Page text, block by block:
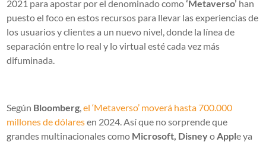
2021 para apostar por el denominado como‘Metaverso’ han
puesto el foco en estos recursos para llevar las experiencias de
los usuarios y clientes a un nuevo nivel, donde la línea de
separación entre lo real y lo virtual esté cada vez más
difuminada.
Según Bloomberg,el ‘Metaverso’ moverá hasta 700.000
millones de dólaresen 2024. Así que no sorprende que
grandes multinacionales como Microsoft, DisneyoApple ya